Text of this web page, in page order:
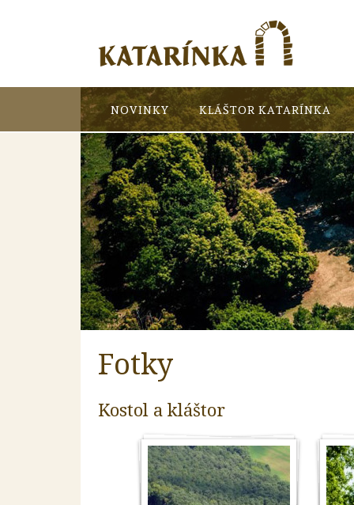
NOVINKY KLÁŠTOR KATARÍNKA
Fotky
Kostol a kláštor